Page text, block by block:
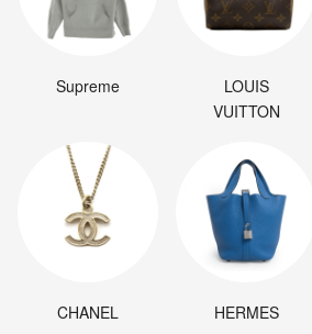
Supreme
LOUIS
VUITTON
CHANEL HERMES